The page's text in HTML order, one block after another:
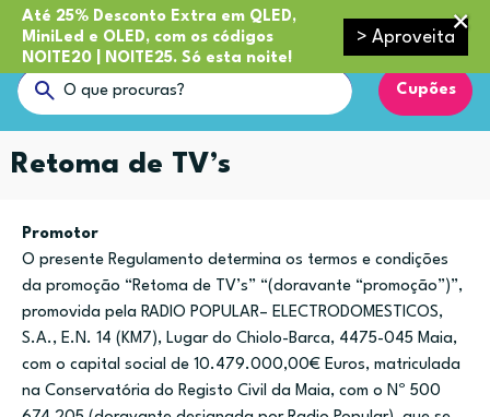
Até 25% Desconto Extra em QLED,
MiniLed e OLED, com os códigos
NOITE20 | NOITE25. Só esta noite!
> Aproveita
Cupões
Retoma de TV’s
Promotor
O presente Regulamento determina os termos e condições
da promoção “Retoma de TV’s” “(doravante “promoção”)”,
promovida pela RADIO POPULAR– ELECTRODOMESTICOS,
S.A., E.N. 14 (KM7), Lugar do Chiolo-Barca, 4475-045 Maia,
com o capital social de 10.479.000,00€ Euros, matriculada
na Conservatória do Registo Civil da Maia, com o Nº 500